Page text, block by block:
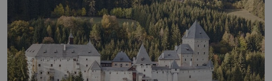
je umělá družice od povrchu Marsu vzdálena asi
1873 kilometrů, nachá